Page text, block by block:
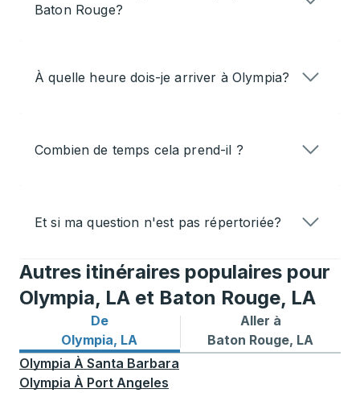
Baton Rouge?
À quelle heure dois-je arriver à Olympia?
Combien de temps cela prend-il ?
Et si ma question n'est pas répertoriée?
Autres itinéraires populaires pour
Olympia, LA et Baton Rouge, LA
De
Olympia, LA
Itinéraires de bus depuis Olympia, LA
Aller à
Baton Rouge, LA
Itinéraires de bus vers
Olympia À Santa Barbara
Olympia À Port Angeles